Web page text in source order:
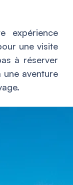
expérience
une visite
à réserver
aventure